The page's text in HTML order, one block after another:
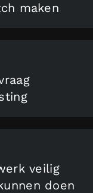
maken
veilig
doen